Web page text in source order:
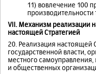
11) вовлечение 100
производительности
VII. Механизм реализации
настоящей Стратегией
20. Реализация настоящей
государственной власти,
местного
и общественных